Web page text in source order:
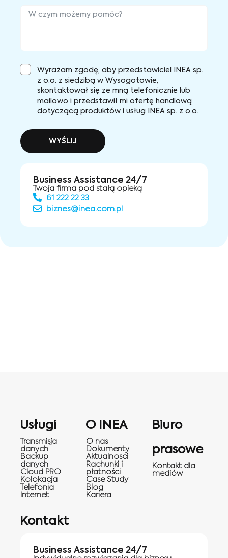
Wyrażam zgodę, aby przedstawiciel INEA sp.
z o.o. z siedzibą w Wysogotowie,
skontaktował się ze mną telefonicznie lub
mailowo i przedstawił mi ofertę handlową
dotyczącą produktów i usług INEA sp. z o.o.
WYŚLIJ
Business Assistance 24/7
Twoja firma pod stałą opieką
61 222 22 33
biznes@inea.com.pl
Usługi
Transmisja
danych
Backup
danych
Cloud PRO
Kolokacja
Telefonia
Internet
O INEA
O nas
Dokumenty
Aktualnosci
Rachunki i
płatności
Case Study
Blog
Kariera
Biuro
prasowe
Kontakt dla
mediów
Kontakt
Business Assistance 24/7